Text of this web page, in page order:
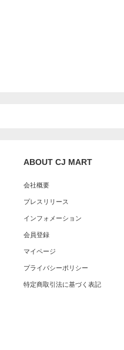
ABOUT CJ MART
会社概要
プレスリリース
インフォメーション
会員登録
マイページ
プライバシーポリシー
特定商取引法に基づく表記